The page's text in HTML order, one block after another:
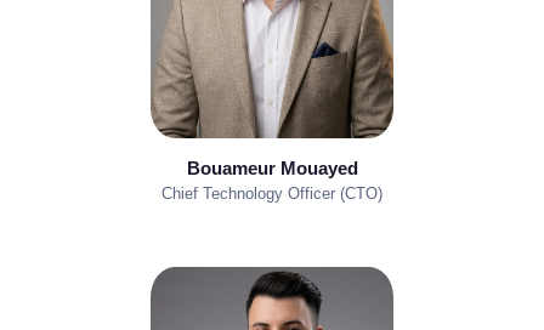
Bouameur Mouayed
Chief Technology Officer (CTO)